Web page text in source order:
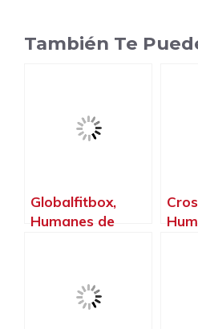
También Te
Globalfitbox,
Humanes de